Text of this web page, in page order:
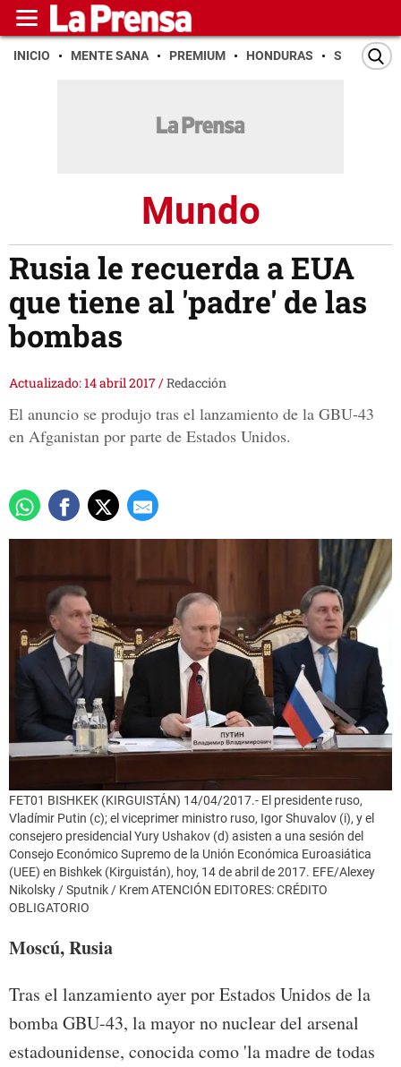
INICIO MENTE SANA PREMIUM HONDURAS SAN PEDRO
Mundo
Rusia le recuerda a EUA
que tiene al 'padre' de las
bombas
Actualizado: 14 abril 2017/Redacción
El anuncio se produjo tras el lanzamiento de la GBU-43
en Afganistan por parte de Estados Unidos.
FET01 BISHKEK (KIRGUISTÁN) 14/04/2017.- El presidente ruso,
Vladímir Putin (c); el viceprimer ministro ruso, Igor Shuvalov (i), y el
consejero presidencial Yury Ushakov (d) asisten a una sesión del
Consejo Económico Supremo de la Unión Económica Euroasiática
(UEE) en Bishkek (Kirguistán), hoy, 14 de abril de 2017. EFE/Alexey
Nikolsky / Sputnik / Krem ATENCIÓN EDITORES: CRÉDITO
OBLIGATORIO
Moscú, Rusia
Tras el lanzamiento ayer por Estados Unidos de la
bomba GBU-43, la mayor no nuclear del arsenal
estadounidense, conocida como 'la madre de todas